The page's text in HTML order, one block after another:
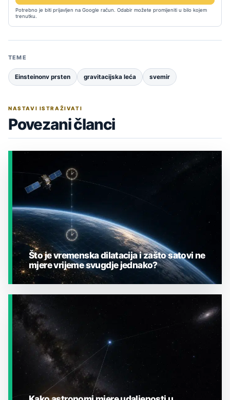
Potrebno je biti prijavljen na Google račun. Odabir možete promijeniti u bilo kojem
trenutku.
TEME
Einsteinonv prsten gravitacijska leća svemir
NASTAVI ISTRAŽIVATI
Povezani članci
JESTE LI ZNALI?
Što je vremenska dilatacija i zašto satovi ne
mjere vrijeme svugdje jednako?